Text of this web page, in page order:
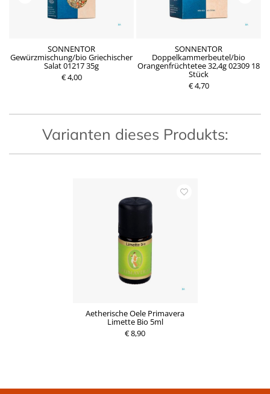
SONNENTOR
Gewürzmischung/bio Griechischer
Salat 01217 35g
€ 4,00
SONNENTOR
Doppelkammerbeutel/bio
Orangenfrüchtetee 32,4g 02309 18
Stück
€ 4,70
P
P
r
Varianten dieses Produkts:
Aetherische Oele Primavera
Limette Bio 5ml
€ 8,90